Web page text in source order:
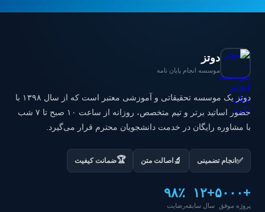
دوتز
موسسه انجام پایان نامه
دوتز یک موسسه تحقیقاتی و آموزشی معتبر است که از سال ۱۳۹۸ با
حضور اساتید برتر و تیم متخصص، روزانه از ساعت ۱۰ صبح تا ۷ شب
با مشاوره رایگان در خدمت دانشجویان محترم قرار می‌گیرد.
✅ انجام تضمینی 🔬 اصالت متن 🏆ضمانت کیفیت
+۵۰۰۰
پروژه موفق
+۱۲
سال سابقه
۹۸٪
رضایت